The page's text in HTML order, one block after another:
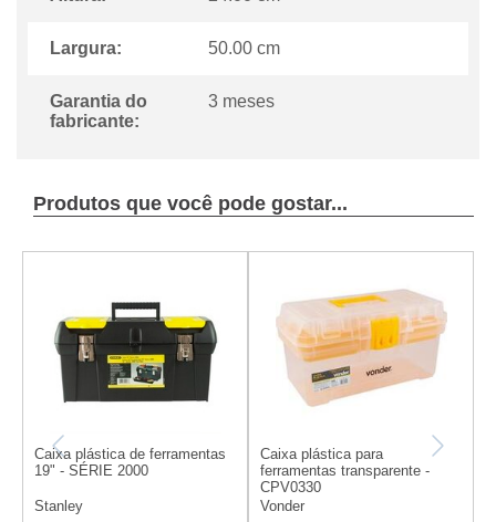
Largura: 50.00 cm
Garantia do
fabricante:
3 meses
Produtos que você pode gostar...
Caixa plástica de ferramentas
19" - SÉRIE 2000
Stanley
Caixa plástica para
ferramentas transparente -
CPV0330
Vonder